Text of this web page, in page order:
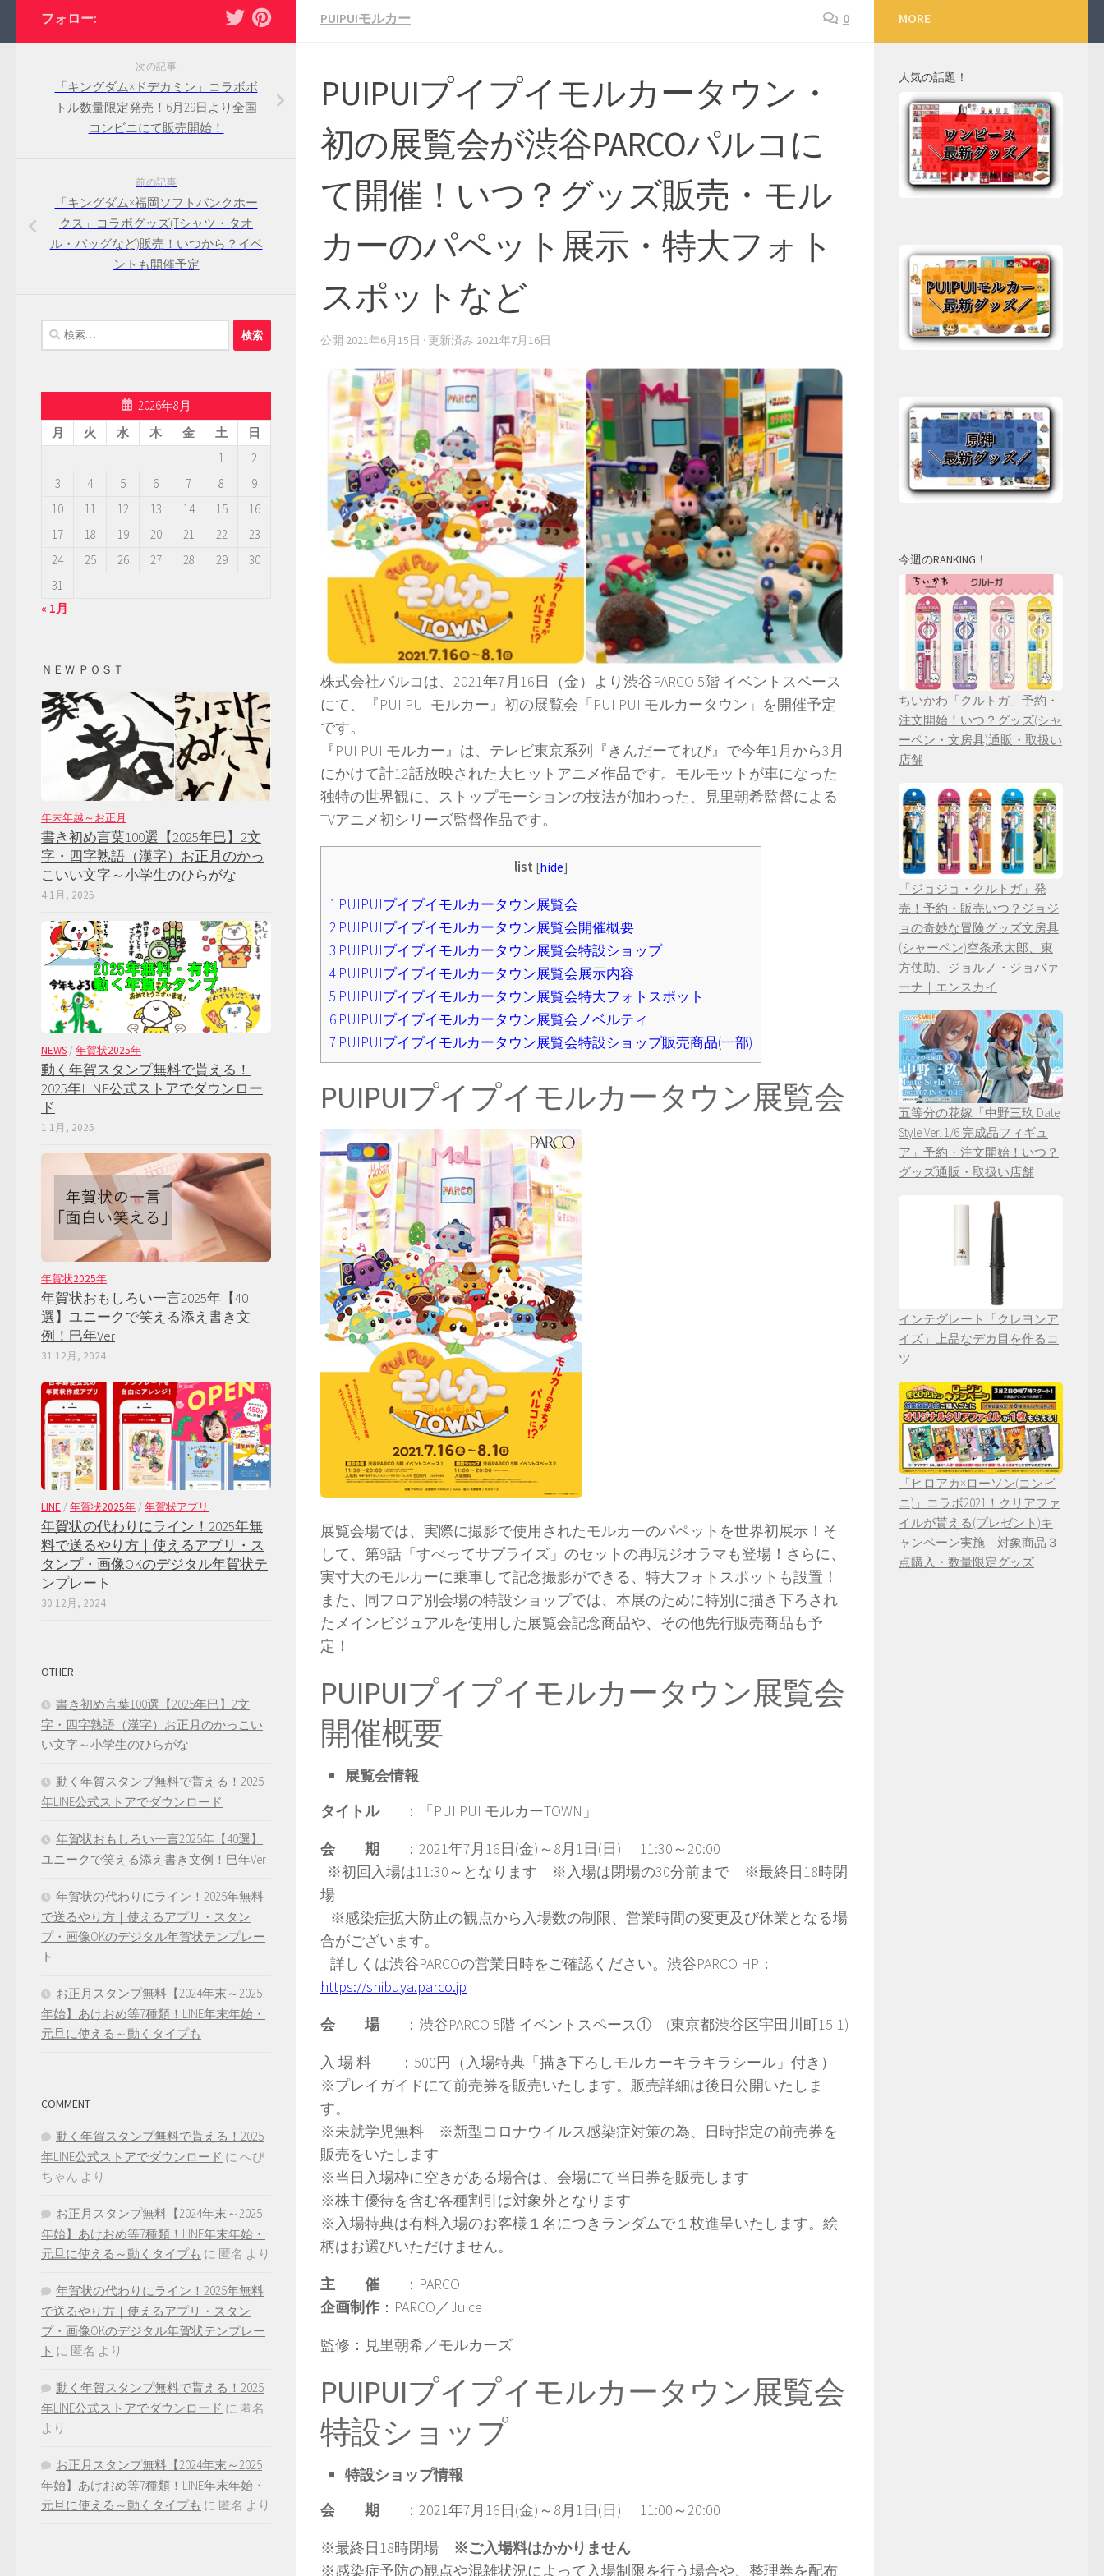
PUIPUIモルカー 0
PUIPUIプイプイモルカータウン・
初の展覧会が渋谷PARCOパルコに
て開催！いつ？グッズ販売・モル
カーのパペット展示・特大フォト
スポットなど
公開 2021年6月15日 · 更新済み 2021年7月16日
株式会社パルコは、2021年7月16日（金）より渋谷PARCO 5階 イベントスペース
にて、『PUI PUI モルカー』初の展覧会「PUI PUI モルカータウン」を開催予定
です。
『PUI PUI モルカー』は、テレビ東京系列『きんだーてれび』で今年1月から3月
にかけて計12話放映された大ヒットアニメ作品です。モルモットが車になった
独特の世界観に、ストップモーションの技法が加わった、見里朝希監督による
TVアニメ初シリーズ監督作品です。
list [hide]
1 PUIPUIプイプイモルカータウン展覧会
2 PUIPUIプイプイモルカータウン展覧会開催概要
3 PUIPUIプイプイモルカータウン展覧会特設ショップ
4 PUIPUIプイプイモルカータウン展覧会展示内容
5 PUIPUIプイプイモルカータウン展覧会特大フォトスポット
6 PUIPUIプイプイモルカータウン展覧会ノベルティ
7 PUIPUIプイプイモルカータウン展覧会特設ショップ販売商品(一部)
PUIPUIプイプイモルカータウン展覧会
展覧会場では、実際に撮影で使用されたモルカーのパペットを世界初展示！そ
して、第9話「すべってサプライズ」のセットの再現ジオラマも登場！さらに、
実寸大のモルカーに乗車して記念撮影ができる、特大フォトスポットも設置！
また、同フロア別会場の特設ショップでは、本展のために特別に描き下ろされ
たメインビジュアルを使用した展覧会記念商品や、その他先行販売商品も予
定！
PUIPUIプイプイモルカータウン展覧会
開催概要
展覧会情報
タイトル：「PUI PUI モルカーTOWN」
会 期 ：2021年7月16日(金)～8月1日(日) 11:30～20:00
※初回入場は11:30～となります ※入場は閉場の30分前まで ※最終日18時閉
場
※感染症拡大防止の観点から入場数の制限、営業時間の変更及び休業となる場
合がございます。
詳しくは渋谷PARCOの営業日時をご確認ください。渋谷PARCO HP：
https://shibuya.parco.jp
会 場：渋谷PARCO 5階 イベントスペース① (東京都渋谷区宇田川町15-1)
入 場 料 ：500円（入場特典「描き下ろしモルカーキラキラシール」付き）
※プレイガイドにて前売券を販売いたします。販売詳細は後日公開いたしま
す。
※未就学児無料 ※新型コロナウイルス感染症対策の為、日時指定の前売券を
販売をいたします
※当日入場枠に空きがある場合は、会場にて当日券を販売します
※株主優待を含む各種割引は対象外となります
※入場特典は有料入場のお客様１名につきランダムで１枚進呈いたします。絵
柄はお選びいただけません。
主 催 ：PARCO
企画制作 ：PARCO／Juice
監修：見里朝希／モルカーズ
PUIPUIプイプイモルカータウン展覧会
特設ショップ
特設ショップ情報
会 期 ：2021年7月16日(金)～8月1日(日) 11:00～20:00
※最終日18時閉場 ※ご入場料はかかりません
※感染症予防の観点や混雑状況によって入場制限を行う場合や、整理券を配布
フォロー:
次の記事
「キングダム×ドデカミン」コラボボ
トル数量限定発売！6月29日より全国
コンビニにて販売開始！
前の記事
「キングダム×福岡ソフトバンクホー
クス」コラボグッズ(Tシャツ・タオ
ル・バッグなど)販売！いつから？イベ
ントも開催予定
検
索:
2026年8月
月
火 水 木 金 土
日
1
2
3
4 5 6 7 8
9
10
11 12 13 14 15
16
17
18 19 20 21 22
23
24
25 26 27 28 29
30
31
« 1月
ＮＥＷ ＰＯＳＴ
年末年越～お正月
書き初め言葉100選【2025年巳】2文
字・四字熟語（漢字）お正月のかっ
こいい文字～小学生のひらがな
4 1月, 2025
NEWS / 年賀状2025年
動く年賀スタンプ無料で貰える！
2025年LINE公式ストアでダウンロー
ド
1 1月, 2025
年賀状2025年
年賀状おもしろい一言2025年【40
選】ユニークで笑える添え書き文
例！巳年Ver
31 12月, 2024
LINE / 年賀状2025年 / 年賀状アプリ
年賀状の代わりにライン！2025年無
料で送るやり方｜使えるアプリ・ス
タンプ・画像OKのデジタル年賀状テ
ンプレート
30 12月, 2024
OTHER
書き初め言葉100選【2025年巳】2文
字・四字熟語（漢字）お正月のかっこい
い文字～小学生のひらがな
動く年賀スタンプ無料で貰える！2025
年LINE公式ストアでダウンロード
年賀状おもしろい一言2025年【40選】
ユニークで笑える添え書き文例！巳年Ver
年賀状の代わりにライン！2025年無料
で送るやり方｜使えるアプリ・スタン
プ・画像OKのデジタル年賀状テンプレー
ト
お正月スタンプ無料【2024年末～2025
年始】あけおめ等7種類！LINE年末年始・
元旦に使える～動くタイプも
COMMENT
動く年賀スタンプ無料で貰える！2025
年LINE公式ストアでダウンロード に へび
ちゃん より
お正月スタンプ無料【2024年末～2025
年始】あけおめ等7種類！LINE年末年始・
元旦に使える～動くタイプも に 匿名 より
年賀状の代わりにライン！2025年無料
で送るやり方｜使えるアプリ・スタン
プ・画像OKのデジタル年賀状テンプレー
ト に 匿名 より
動く年賀スタンプ無料で貰える！2025
年LINE公式ストアでダウンロード に 匿名
より
お正月スタンプ無料【2024年末～2025
年始】あけおめ等7種類！LINE年末年始・
元旦に使える～動くタイプも に 匿名 より
MORE
人気の話題！
今週のRANKING！
ちいかわ「クルトガ」予約・
注文開始！いつ？グッズ(シャ
ーペン・文房具)通販・取扱い
店舗
「ジョジョ・クルトガ」発
売！予約・販売いつ？ジョジ
ョの奇妙な冒険グッズ文房具
(シャーペン)空条承太郎、東
方仗助、ジョルノ・ジョバァ
ーナ｜エンスカイ
五等分の花嫁「中野三玖 Date
Style Ver. 1/6 完成品フィギュ
ア」予約・注文開始！いつ？
グッズ通販・取扱い店舗
インテグレート「クレヨンア
イズ」上品なデカ目を作るコ
ツ
「ヒロアカ×ローソン(コンビ
ニ)」コラボ2021！クリアファ
イルが貰える(プレゼント)キ
ャンペーン実施｜対象商品３
点購入・数量限定グッズ